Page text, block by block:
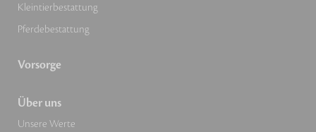
Kleintierbestattung
Pferdebestattung
Vorsorge
Über uns
Unsere Werte